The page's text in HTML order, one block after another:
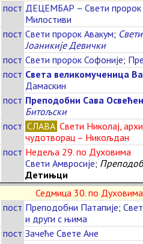
пост ДЕЦЕМБАР – Свети
Милостиви
пост Свети пророк Авакум;
Јоаникије Девички
пост Свети пророк Софоније;
пост Света великомученица
Дамаскин
пост Преподобни Сава
Битољски
пост СЛАВА Свети Николај,
чудотворац – Никољдан
пост Недеља 29. по Духовима
Свети Амвросије;
Детињци
Седмица 30. по
пост Преподобни Патапије;
и други с њима
пост Зачеће Свете Ане